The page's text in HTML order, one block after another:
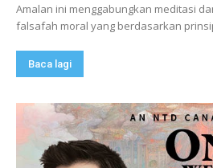
Amalan ini menggabungkan meditasi
falsafah moral yang berdasarkan
Baca lagi